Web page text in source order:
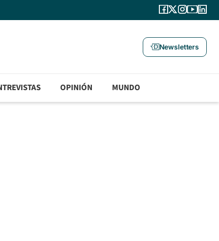
Newsletters
OPINIÓN MUNDO